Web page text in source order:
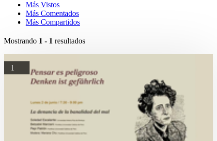
Más Vistos
Más Comentados
Más Compartidos
Mostrando 1 - 1 resultados
1